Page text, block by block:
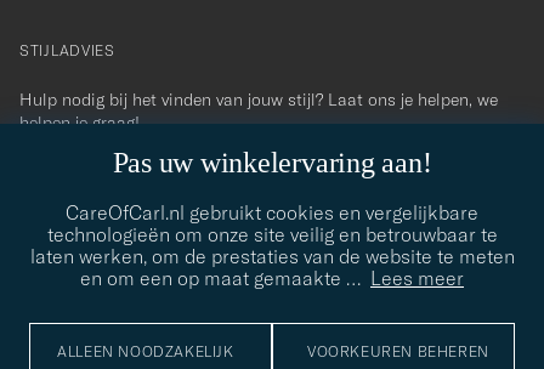
Pas uw winkelervaring aan!
CareOfCarl.nl gebruikt cookies en vergelijkbare
technologieën om onze site veilig en betrouwbaar te
laten werken, om de prestaties van de website te meten
en om een op maat gemaakte … Lees meer
ALLEEN NOODZAKELIJK VOORKEUREN BEHEREN
contact@careofcarl.com
STIJLADVIES
Hulp nodig bij het vinden van jouw stijl? Laat ons je helpen, we
helpen je graag!
STIJLADVIES
© Care of Carl 2026